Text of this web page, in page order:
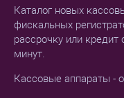
Каталог новых
фискальных
рассрочку или кредит
минут.
Кассовые аппараты -